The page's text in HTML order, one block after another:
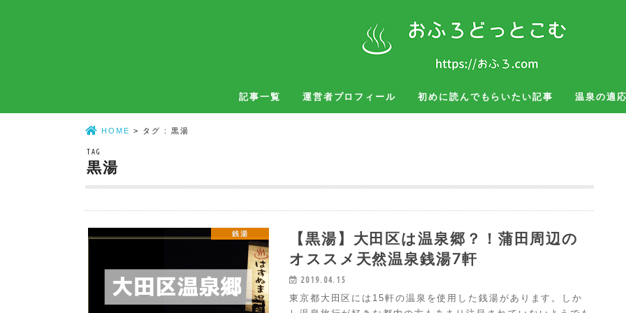
記事一覧 運営者プロフィール 初めに読んでもらいたい記事 温泉の適
HOME タグ : 黒湯
TAG
黒湯
銭湯
【黒湯】大田区は温泉郷？！蒲田周辺の
オススメ天然温泉銭湯7軒
2019.04.15
東京都大田区には15軒の温泉を使用した銭湯があります。しか